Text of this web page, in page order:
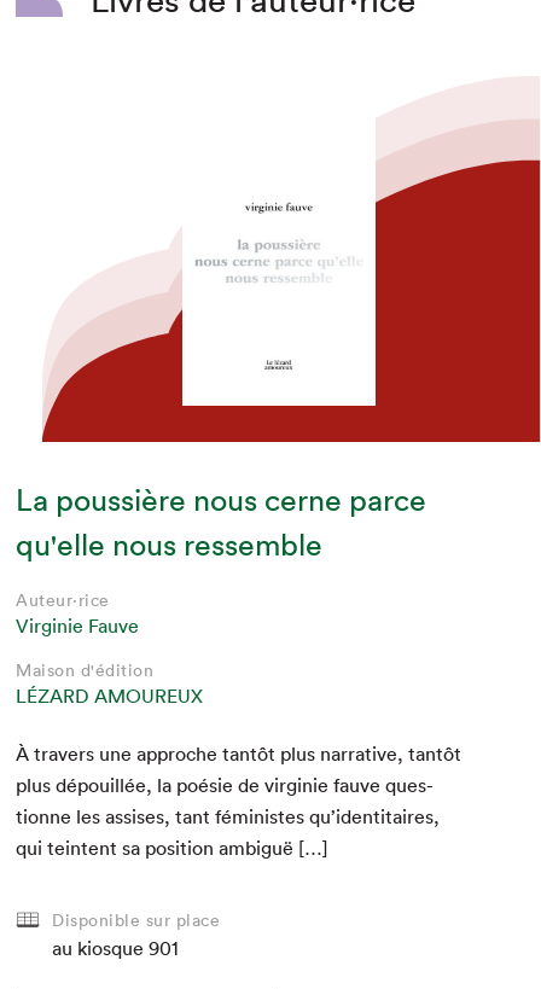
La poussière nous cerne parce
qu'elle nous ressemble
Auteur·rice
Virginie Fauve
Maison d'édition
LÉZARD AMOUREUX
À tra­vers une approche tan­tôt plus nar­ra­tive, tan­tôt
plus dépouil­lée, la poésie de vir­ginie fauve ques­
tionne les assis­es, tant fémin­istes qu’identitaires,
qui tein­tent sa posi­tion ambiguë […]
Disponible sur place
au kiosque 901